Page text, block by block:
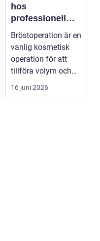
hos
professionell
klinik i
Stockholm
Bröstoperation är en
vanlig kosmetisk
operation för att
tillföra volym och
skapa...
16 juni 2026